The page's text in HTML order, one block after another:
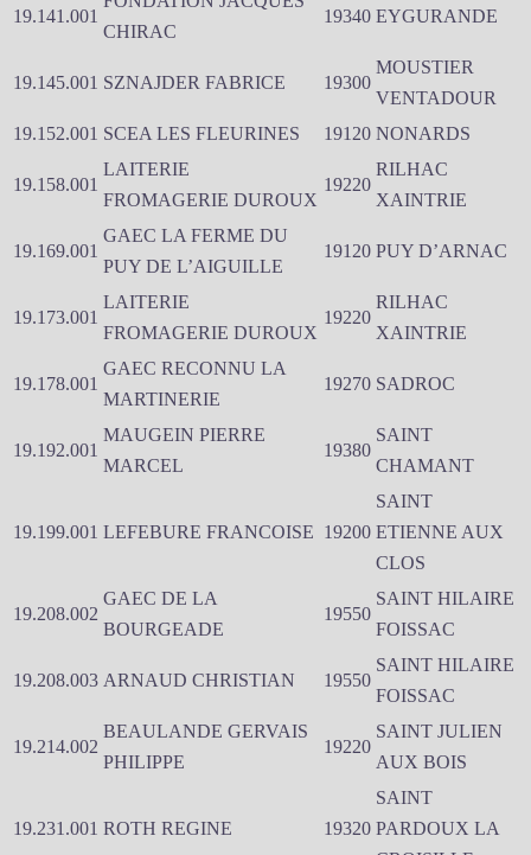
19.141.001
CHIRAC
19340 EYGURANDE
19.145.001 SZNAJDER FABRICE 19300
MOUSTIER
VENTADOUR
19.152.001 SCEA LES FLEURINES 19120 NONARDS
19.158.001
LAITERIE
FROMAGERIE DUROUX
19220
RILHAC
XAINTRIE
19.169.001
GAEC LA FERME DU
PUY DE L’AIGUILLE
19120 PUY D’ARNAC
19.173.001
LAITERIE
FROMAGERIE DUROUX
19220
RILHAC
XAINTRIE
19.178.001
GAEC RECONNU LA
MARTINERIE
19270 SADROC
19.192.001
MAUGEIN PIERRE
MARCEL
19380
SAINT
CHAMANT
19.199.001 LEFEBURE FRANCOISE 19200
SAINT
ETIENNE AUX
CLOS
19.208.002
GAEC DE LA
BOURGEADE
19550
SAINT HILAIRE
FOISSAC
19.208.003 ARNAUD CHRISTIAN 19550
SAINT HILAIRE
FOISSAC
19.214.002
BEAULANDE GERVAIS
PHILIPPE
19220
SAINT JULIEN
AUX BOIS
19.231.001 ROTH REGINE 19320
SAINT
PARDOUX LA